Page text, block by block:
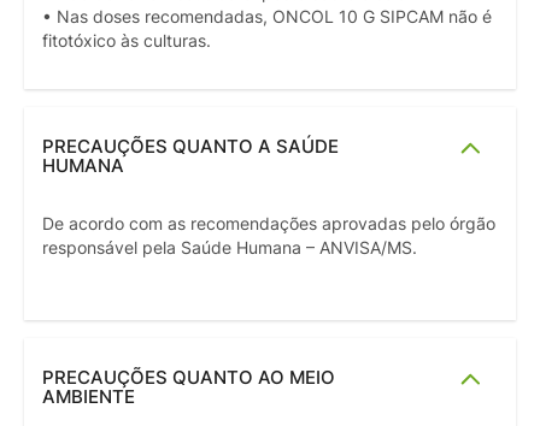
• Nas doses recomendadas, ONCOL 10 G SIPCAM não é
fitotóxico às culturas.
PRECAUÇÕES QUANTO A SAÚDE
HUMANA
De acordo com as recomendações aprovadas pelo órgão
responsável pela Saúde Humana – ANVISA/MS.
PRECAUÇÕES QUANTO AO MEIO
AMBIENTE